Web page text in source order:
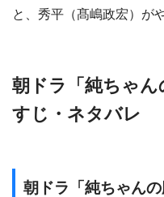
と、秀平（髙嶋政宏）が
朝ドラ「純ちゃん
すじ・ネタバレ
朝ドラ「純ちゃん